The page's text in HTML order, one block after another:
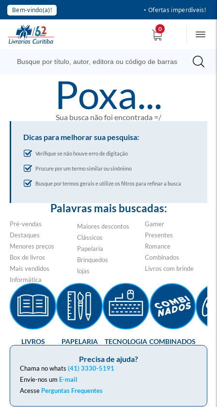
Bem-vindo(a)! • Ofertas imperdíveis!
0
poxa...
Sua busca não foi encontrada =/
Dicas para melhorar sua pesquisa:
Verifique se não houve erro de digitação
Procure por um termo similar ou sinônimo
Busque por termos gerais e utilize os filtros para refinar a busca
Palavras mais buscadas:
Pré-vendas
Destaques
Menores preços
Box de livros
Mais vendidos
Informática
Maiores descontos
Clássicos
Papelaria
Brinquedos
lojas
Gamer
Presentes
Romance
Combinados
Livros com brinde
Precisa de ajuda?
Chama no whats (41) 3330-5191
Envie-nos um E-mail
Acesse Perguntas Frequentes
LIVROS PAPELARIA TECNOLOGIA COMBINADOS